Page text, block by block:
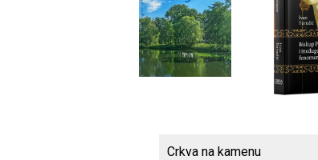
Crkva na kamenu